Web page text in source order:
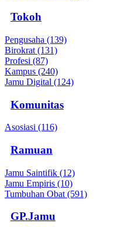
Tokoh
Pengusaha (139)
Birokrat (131)
Profesi (87)
Kampus (240)
Jamu Digital (124)
Komunitas
Asosiasi (116)
Ramuan
Jamu Saintifik (12)
Jamu Empiris (10)
Tumbuhan Obat (591)
GP.Jamu